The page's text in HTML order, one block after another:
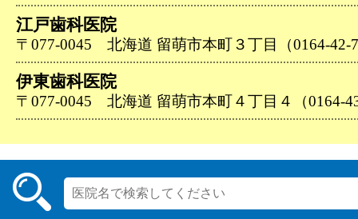
江戸歯科医院
〒077-0045 北海道 留萌市本町３丁目（0164-42-
伊東歯科医院
〒077-0045 北海道 留萌市本町４丁目４（0164-